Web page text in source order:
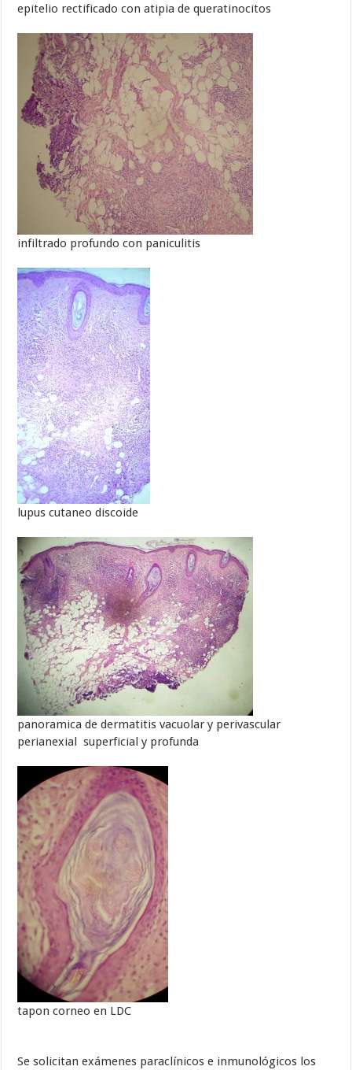
epitelio rectificado con atipia de queratinocitos
infiltrado profundo con paniculitis
lupus cutaneo discoide
panoramica de dermatitis vacuolar y perivascular
perianexial superficial y profunda
tapon corneo en LDC
Se solicitan exámenes paraclínicos e inmunológicos los